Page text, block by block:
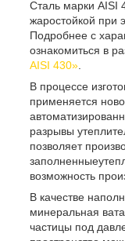
Сталь марки AISI
жаростойкой при
Подробнее с
ознакомиться в
AISI 430».
В процессе
применяется
разрывы
позволяет
возможность
В качестве
минеральная
частицы под